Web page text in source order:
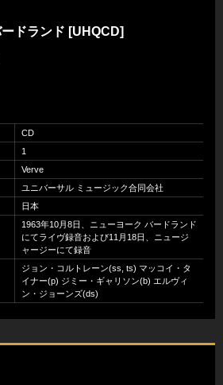
ドランド [UHQCD]
CD
1
Verve
ユニバーサル ミュージック合同会社
日本
1963年10月8日、ニューヨーク バードランド
にてライヴ録音および11月18日、ニュージ
ャージーにて録音
ジョン・コルトレーン(ss, ts) マッコイ・タ
イナー(p) ジミー・ギャリソン(b) エルヴィ
ン・ジョーンズ(ds)